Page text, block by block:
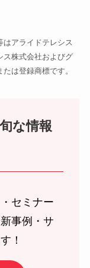
はアライドテレシス
ス株式会社およびグ
は登録商標です。
な情報
セミナー
事例・サ
！